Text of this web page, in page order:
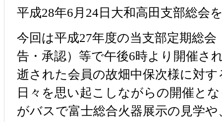
平成28年6月24日大和高田支部総会
今回は平成27年度の当支部定期総
告・承認）等で午後6時より開催さ
逝された会員の故畑中保次様に対
日々を思い起こしながらの開催と
がバスで富士総合火器展示の見学